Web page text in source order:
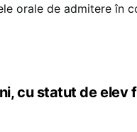
orale de admitere în
cu statut de elev